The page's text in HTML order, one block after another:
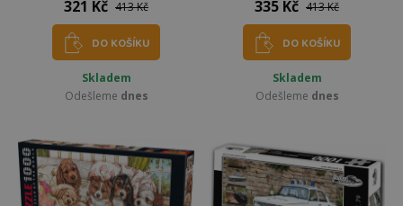
321 Kč 413 Kč
DO KOŠÍKU
Skladem
Odešleme dnes
335 Kč 413 Kč
DO KOŠÍKU
Skladem
Odešleme dnes